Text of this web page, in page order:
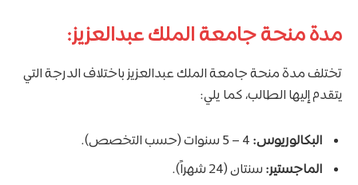
مدة منحة جامعة الملك عبدالعزيز:
تختلف مدة منحة جامعة الملك عبدالعزيز باختلاف الدرجة التي
يتقدم إليها الطالب، كما يلي:
البكالوريوس:
الماجستير: سنتان (24 شهراً).